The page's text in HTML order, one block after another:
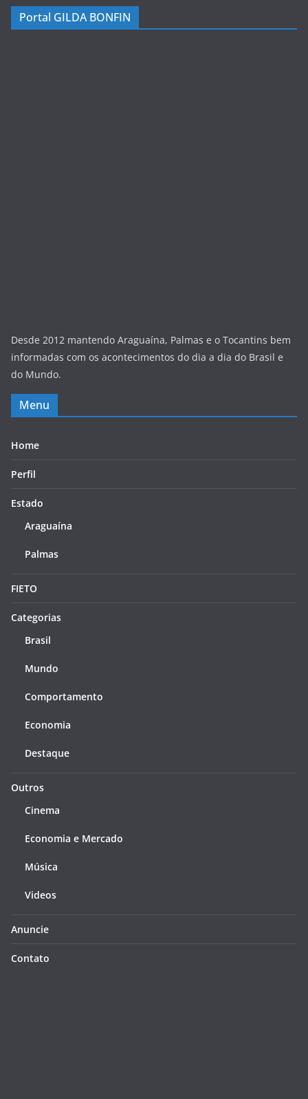
Portal GILDA BONFIN
Desde 2012 mantendo Araguaína, Palmas e o Tocantins bem
informadas com os acontecimentos do dia a dia do Brasil e
do Mundo.
Menu
Home
Perfil
Estado
Araguaína
Palmas
FIETO
Categorias
Brasil
Mundo
Comportamento
Economia
Destaque
Outros
Cinema
Economia e Mercado
Música
Videos
Anuncie
Contato